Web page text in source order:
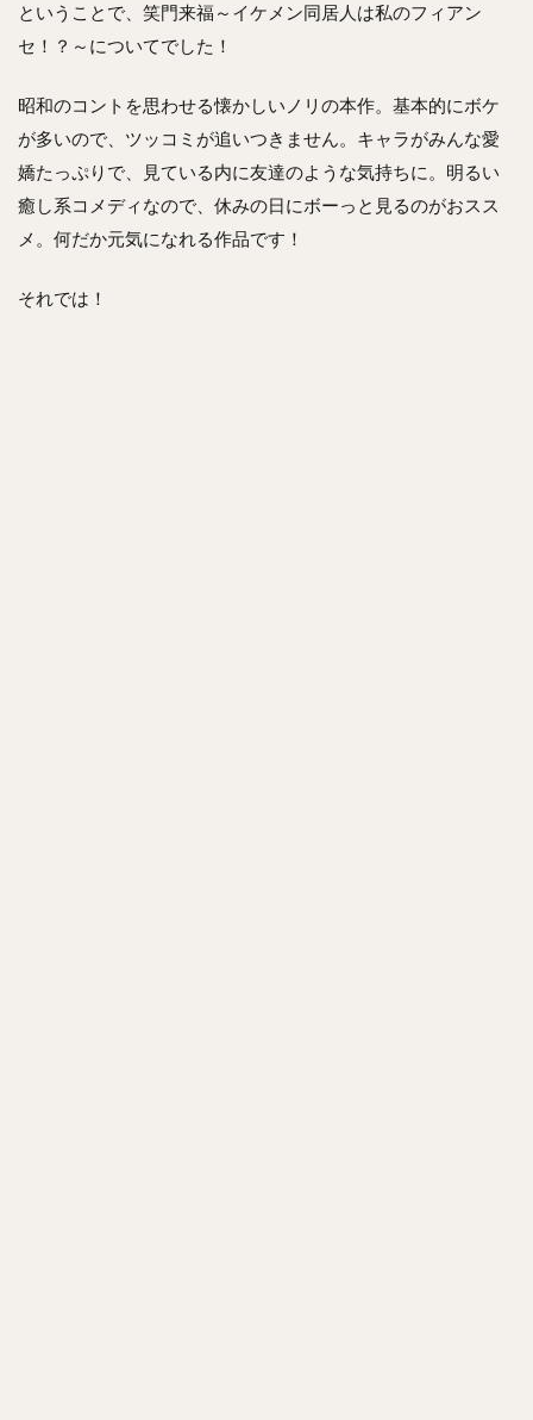
ということで、笑門来福～イケメン同居人は私のフィアン
セ！？～についてでした！
昭和のコントを思わせる懐かしいノリの本作。基本的にボケ
が多いので、ツッコミが追いつきません。キャラがみんな愛
嬌たっぷりで、見ている内に友達のような気持ちに。明るい
癒し系コメディなので、休みの日にボーっと見るのがおスス
メ。何だか元気になれる作品です！
それでは！